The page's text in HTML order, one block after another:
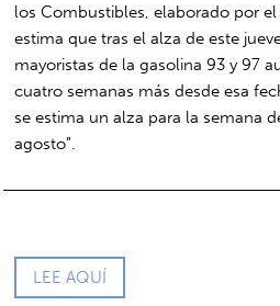
los Combustibles, elaborado por el
estima que tras el alza de este
mayoristas de la gasolina 93 y 97
cuatro semanas más desde esa
se estima un alza para la semana
agosto”.
LEE AQUÍ